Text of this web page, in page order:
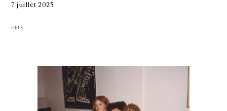
7 juillet 2025
PRIX